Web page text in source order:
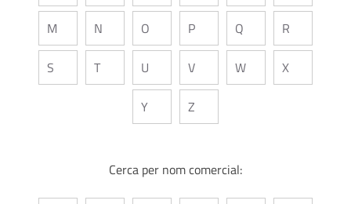
M N O P Q R
S T U V W X
Y Z
Cerca per nom comercial: